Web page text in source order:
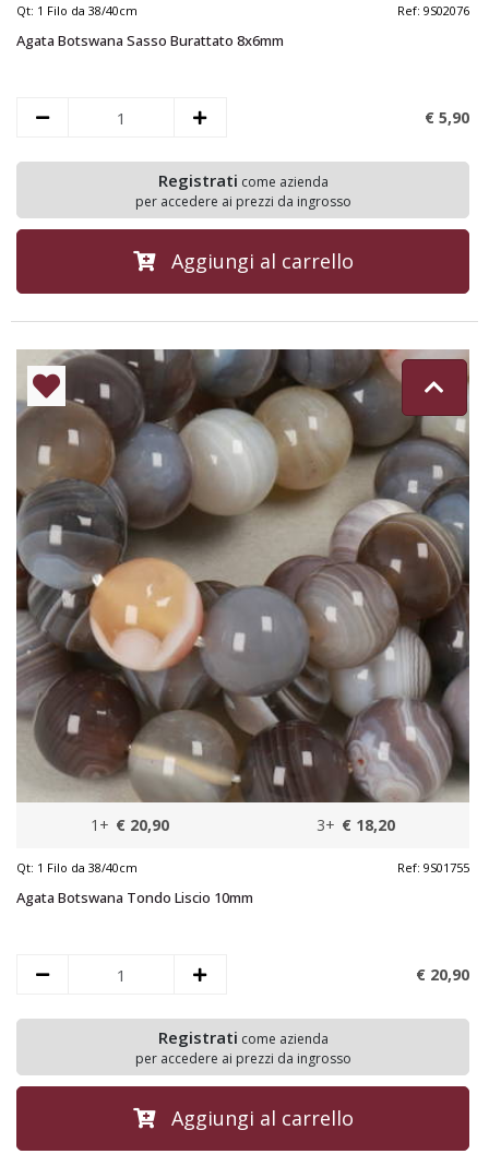
Qt: 1 Filo da 38/40cm Ref: 9S02076
Agata Botswana Sasso Burattato 8x6mm
€ 5,90
Registrati come azienda
per accedere ai prezzi da ingrosso
Aggiungi al carrello
1+ € 20,90 3+ € 18,20
Qt: 1 Filo da 38/40cm Ref: 9S01755
Agata Botswana Tondo Liscio 10mm
€ 20,90
Registrati come azienda
per accedere ai prezzi da ingrosso
Aggiungi al carrello